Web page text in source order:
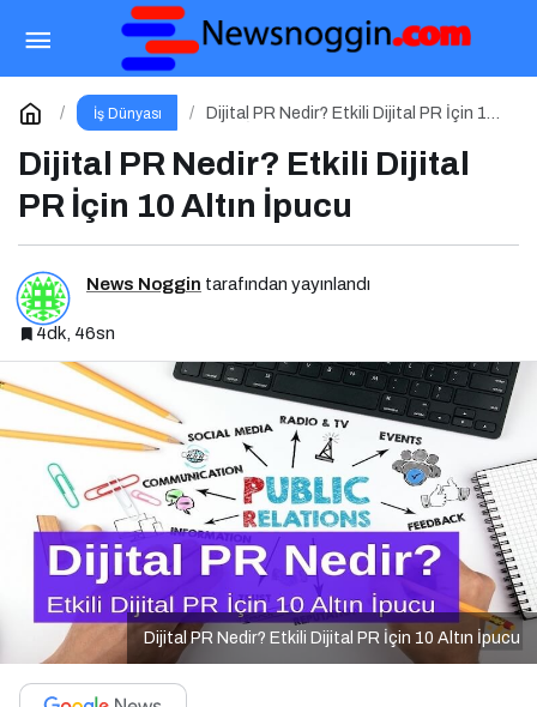
İş Dünyası
Dijital PR Nedir? Etkili Dijital PR İçin 10
Dijital PR Nedir? Etkili Dijital
PR İçin 10 Altın İpucu
News Noggin tarafından yayınlandı
4dk, 46sn
Dijital PR Nedir? Etkili Dijital PR İçin 10 Altın İpucu
İçerik Pazarlaması Nedir? Etkili İçerik
Pazarlaması İçin 10 Altın İpucu
Yorum Yap